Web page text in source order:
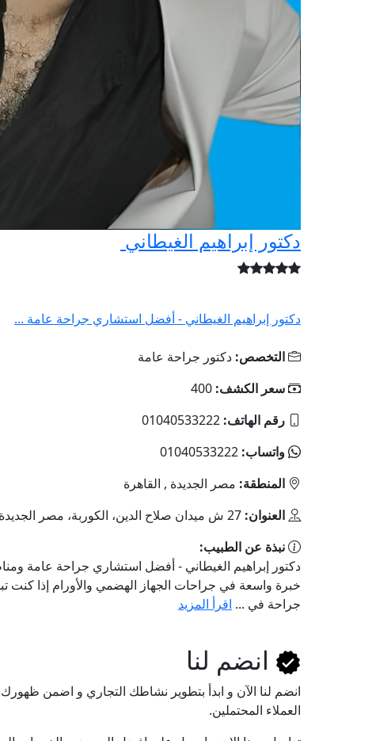
دكتور إبراهيم الغيطاني
دكتور إبراهيم الغيطاني - أفضل استشاري جراحة عامة ...
التخصص: دكتور جراحة عامة
سعر الكشف: 400
رقم الهاتف: 01040533222
واتساب: 01040533222
المنطقة: مصر الجديدة , القاهرة
العنوان: 27 ش ميدان صلاح الدين، الكوربة، مصر الجديدة، القاهرة
نبذة عن الطبيب:
دكتور إبراهيم الغيطاني - أفضل استشاري جراحة عامة
خبرة واسعة في جراحات الجهاز الهضمي والأورام إذا كنت
جراحة في ... اقرأ المزيد
انضم لنا
انضم لنا اﻵن و ابدأ بتطوير نشاطك التجاري و اضمن
العملاء المحتملين.